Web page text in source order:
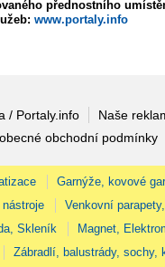
přednostního
www.portaly.info
/ Portaly.info
Naše
obchodní podmínky
Garnýže, kovové
Venkovní
Skleník
Magnet,
Zábradlí, balustrády, sochy,